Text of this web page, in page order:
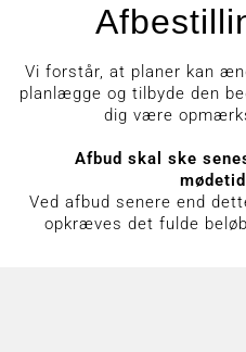
Vi forstår, at planer kan
planlægge og tilbyde den
dig være
Afbud skal ske
Ved afbud senere end
opkræves det fulde